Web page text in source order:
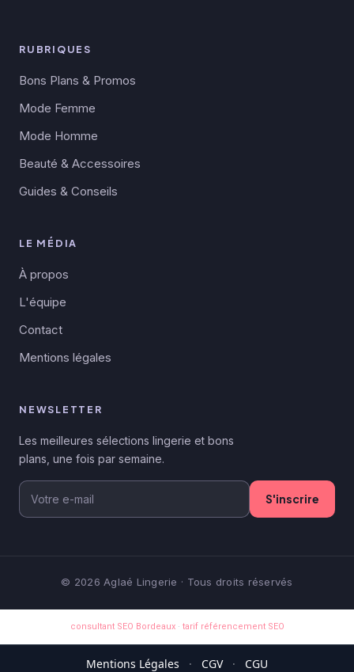
RUBRIQUES
Bons Plans & Promos
Mode Femme
Mode Homme
Beauté & Accessoires
Guides & Conseils
LE MÉDIA
À propos
L'équipe
Contact
Mentions légales
NEWSLETTER
Les meilleures sélections lingerie et bons
plans, une fois par semaine.
S'inscrire
© 2026 Aglaé Lingerie · Tous droits réservés
consultant SEO Bordeaux· tarif référencement SEO
Mentions Légales · CGV · CGU